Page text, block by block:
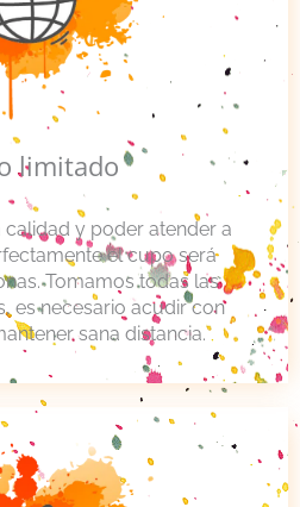
limitado
calidad y poder atender a
el cupo será
Tomamos todas las
es necesario acudir con
sana distancia.